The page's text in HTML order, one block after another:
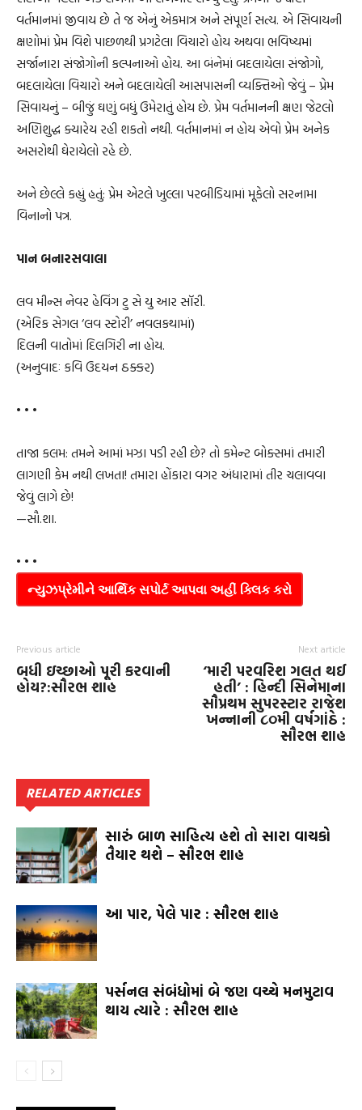
વર્તમાનમાં જીવાય છે તે જ એનું એકમાત્ર અને સંપૂર્ણ સત્ય. એ સિવાયની
ક્ષણોમાં પ્રેમ વિશે પાછળથી પ્રગટેલા વિચારો હોય અથવા ભવિષ્યમાં
સર્જાનારા સંજોગોની કલ્પનાઓ હોય. આ બંનેમાં બદલાયેલા સંજોગો,
બદલાયેલા વિચારો અને બદલાયેલી આસપાસની વ્યક્તિઓ જેવું – પ્રેમ
સિવાયનું – બીજું ઘણું બધું ઉમેરાતું હોય છે. પ્રેમ વર્તમાનની ક્ષણ જેટલો
અણિશુદ્ધ ક્યારેય રહી શકતો નથી. વર્તમાનમાં ન હોય એવો પ્રેમ અનેક
અસરોથી ઘેરાયેલો રહે છે.
અને છેલ્લે કહ્યું હતું: પ્રેમ એટલે ખુલ્લા પરબીડિયામાં મૂકેલો સરનામા
વિનાનો પત્ર.
પાન બનારસવાલા
લવ મીન્સ નેવર હેવિંગ ટુ સે યુ આર સૉરી.
(એરિક સેગલ ‘લવ સ્ટોરી’ નવલકથામાં)
દિલની વાતોમાં દિલગિરી ના હોય.
(અનુવાદઃ કવિ ઉદયન ઠક્કર)
• • •
તાજા કલમ: તમને આમાં મઝા પડી રહી છે? તો કમેન્ટ બોક્સમાં તમારી
લાગણી કેમ નથી લખતા! તમારા હોંકારા વગર અંધારામાં તીર ચલાવવા
જેવું લાગે છે!
—સૌ.શા.
• • •
ન્યુઝપ્રેમીને આર્થિક સપોર્ટ આપવા અહીં ક્લિક કરો
Previous article
બધી ઇચ્છાઓ પૂરી કરવાની
હોય?:સૌરભ શાહ
Next article
‘મારી પરવરિશ ગલત થઈ
હતી’ : હિન્દી સિનેમાના
સૌપ્રથમ સુપરસ્ટાર રાજેશ
ખન્નાની ૮૦મી વર્ષગાંઠે :
સૌરભ શાહ
RELATED ARTICLES
સારું બાળ સાહિત્ય હશે તો સારા વાચકો
તૈયાર થશે – સૌરભ શાહ
આ પાર, પેલે પાર : સૌરભ શાહ
પર્સનલ સંબંધોમાં બે જણ વચ્ચે મનમુટાવ
થાય ત્યારે : સૌરભ શાહ